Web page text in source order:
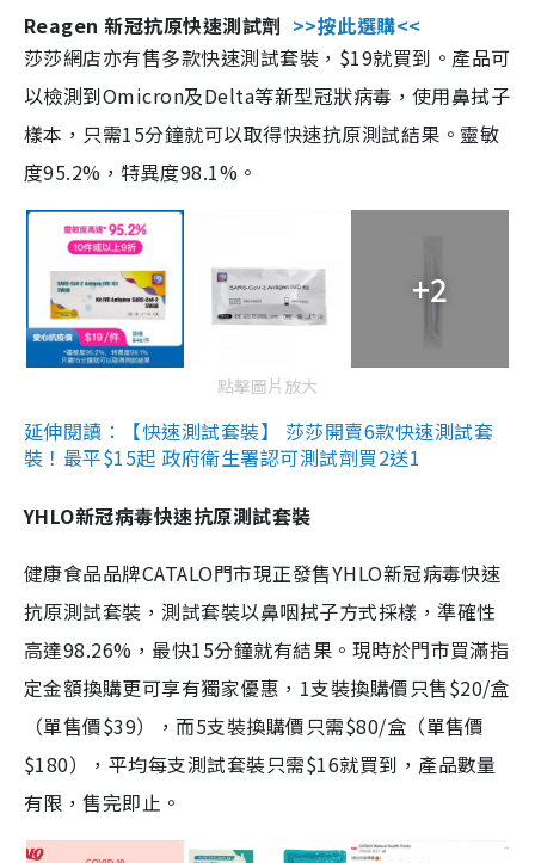
Reagen 新冠抗原快速測試劑 >>按此選購<<
莎莎網店亦有售多款快速測試套裝，$19就買到。產品可
以檢測到Omicron及Delta等新型冠狀病毒，使用鼻拭子
樣本，只需15分鐘就可以取得快速抗原測試結果。靈敏
度95.2%，特異度98.1%。
+2
點擊圖片放大
延伸閱讀：【快速測試套裝】 莎莎開賣6款快速測試套
裝！最平$15起 政府衛生署認可測試劑買2送1
YHLO新冠病毒快速抗原測試套裝
健康食品品牌CATALO門市現正發售YHLO新冠病毒快速
抗原測試套裝，測試套裝以鼻咽拭子方式採樣，準確性
高達98.26%，最快15分鐘就有結果。現時於門市買滿指
定金額換購更可享有獨家優惠，1支裝換購價只售$20/盒
（單售價$39），而5支裝換購價只需$80/盒（單售價
$180），平均每支測試套裝只需$16就買到，產品數量
有限，售完即止。